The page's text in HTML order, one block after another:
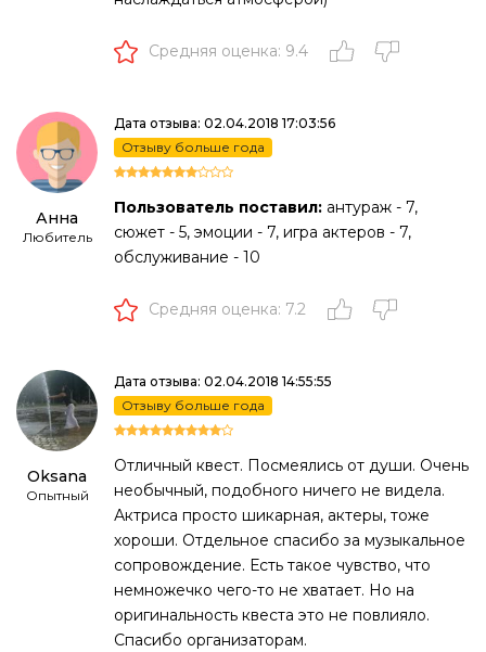
Средняя оценка: 9.4
Анна
Любитель
Дата отзыва: 02.04.2018 17:03:56
Отзыву больше года
Пользователь поставил: антураж - 7,
сюжет - 5, эмоции - 7, игра актеров - 7,
обслуживание - 10
Средняя оценка: 7.2
Oksana
Опытный
Дата отзыва: 02.04.2018 14:55:55
Отзыву больше года
Отличный квест. Посмеялись от души. Очень
необычный, подобного ничего не видела.
Актриса просто шикарная, актеры, тоже
хороши. Отдельное спасибо за музыкальное
сопровождение. Есть такое чувство, что
немножечко чего-то не хватает. Но на
оригинальность квеста это не повлияло.
Спасибо организаторам.